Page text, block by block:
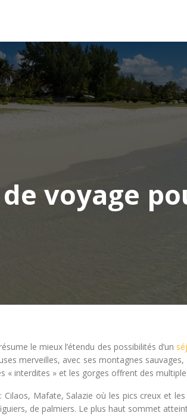
voyage
le mieux l’étendu des possibilités d’un
merveilles, avec ses montagnes
« interdites » et les gorges offrent des
Mafate, Salazie où les pics creux et
de palmiers. Le plus haut sommet